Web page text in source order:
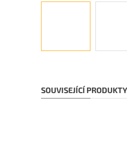
SOUVISEJÍCÍ PRODUKTY